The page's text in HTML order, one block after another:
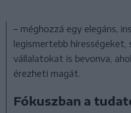
– méghozzá egy elegáns,
legismertebb hírességeket,
vállalatokat is bevonva,
érezheti magát.
Fókuszban a